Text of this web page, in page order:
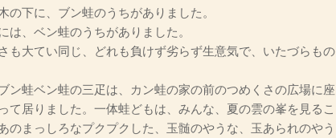
下に、ブン蛙のうちがありました。
、ベン蛙のうちがありました。
も大てい同じ、どれも負けず劣らず生意気で、いたづらもの
ン蛙ベン蛙の三疋は、カン蛙の家の前のつめくさの広場に座
て居りました。一体蛙どもは、みんな、夏の雲の峯を見るこ
のまっしろなプクプクした、玉髄のやうな、玉あられのやう